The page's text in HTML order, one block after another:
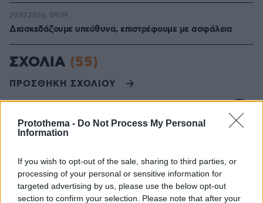
Protothema - Do Not Process My Personal
Information
If you wish to opt-out of the sale, sharing to third parties, or
processing of your personal or sensitive information for
targeted advertising by us, please use the below opt-out
section to confirm your selection. Please note that after your
Διασκεδάζουμε υπεύθυνα, επιστρέφουμε με ασφάλεια
29.07.2026, 09:39
ΣΧΟΛΙΑ (55)
ΠΡΟΣΘΗΚΗ ΣΧΟΛΙΟΥ
Πιπιστρέλα η στριγγλα
Καλε αυτη φοραει κουνουπιερα ,τοσα κουνουπια εχει
η Χιος ?
ΑΠΑΝΤΗΣΗ